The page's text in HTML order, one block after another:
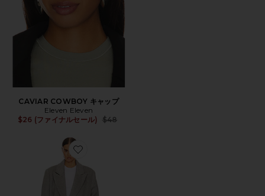
CAVIAR COWBOY キャップ
Eleven Eleven
$26 (ファイナルセール)
Previous price:
$48
Favorite BOLD SHOULDER LONG コート